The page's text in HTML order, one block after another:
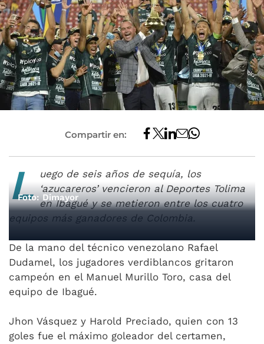
Compartir en:
L uego de seis años de sequía, los
‘azucareros’ vencieron al Deportes Tolima
en Ibagué y se metieron entre los cuatro
equipos más ganadores de Colombia.
Foto: Dimayor
De la mano del técnico venezolano Rafael
Dudamel, los jugadores verdiblancos gritaron
campeón en el Manuel Murillo Toro, casa del
equipo de Ibagué.
Jhon Vásquez y Harold Preciado, quien con 13
goles fue el máximo goleador del certamen,